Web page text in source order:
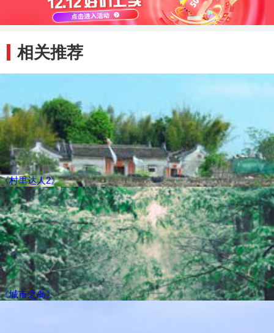
相关推荐
《村里达人2》
《城市之岛》